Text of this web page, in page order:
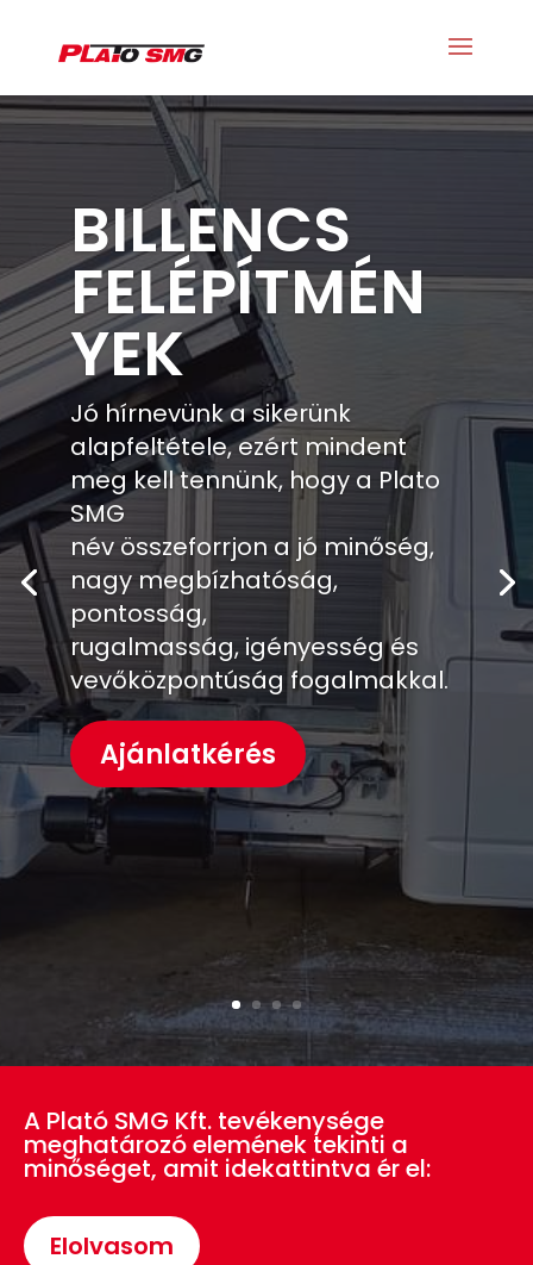
BILLENCS
FELÉPÍTMÉN
YEK
Jó hírnevünk a sikerünk
alapfeltétele, ezért mindent
meg kell tennünk, hogy a Plato
SMG
név összeforrjon a jó minőség,
nagy megbízhatóság,
pontosság,
rugalmasság, igényesség és
vevőközpontúság fogalmakkal.
Ajánlatkérés
A Plató SMG Kft. tevékenysége
meghatározó elemének tekinti a
minőséget, amit idekattintva ér el:
Elolvasom